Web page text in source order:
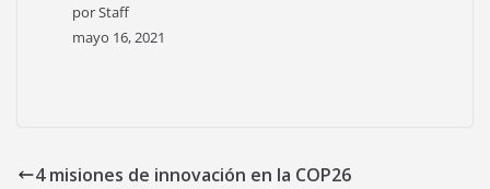
por Staff
mayo 16, 2021
4 misiones de innovación en la COP26